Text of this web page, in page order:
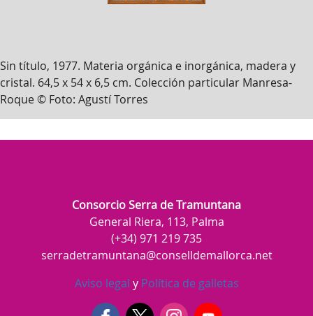
Sin título, 1977. Materia orgánica e inorgánica, madera y
cristal. 64,5 x 54 x 6,5 cm. Colección particular Manresa-
Roque © Foto: Agustí Torres
Consorcio Serra de Tramuntana
General Riera, 113, Palma
(+34) 971 219 735
serradetramuntana@conselldemallorca.net
Aviso legal yPolítica de galletas